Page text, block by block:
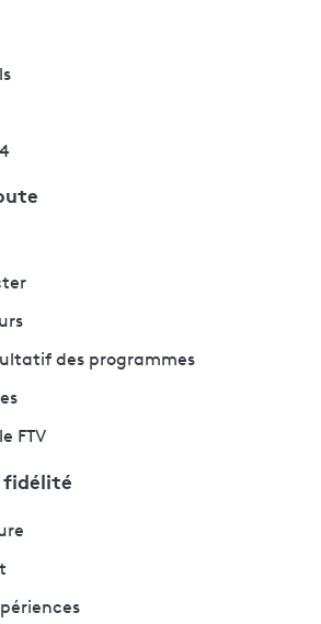
des programmes
FTV
fidélité